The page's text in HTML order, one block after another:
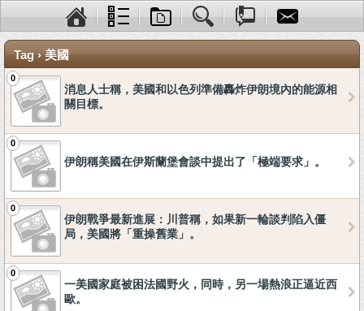
Tag › 美國
0
消息人士稱，美國和以色列準備轟炸伊朗境內的能源相
關目標。
0
伊朗稱美國在伊斯蘭堡會談中提出了「極端要求」。
0
伊朗戰爭最新進展：川普稱，如果新一輪談判陷入僵
局，美國將「重操舊業」。
0
一美國家庭被困法國野火，同時，另一場熱浪正逼近西
歐。